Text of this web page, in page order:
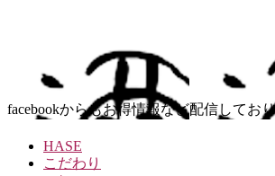
facebookからもお得情報など配信しており
HASE
こだわり